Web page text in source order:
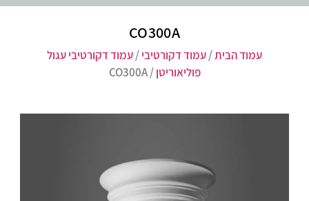
CO300A
עמוד הבית/עמוד דקורטיבי/עמוד דקורטיבי עגול
פוליאוריטן/ CO300A